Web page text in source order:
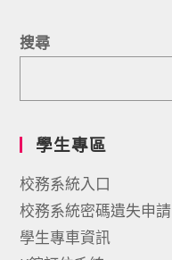
搜尋
學生專區
校務系統入口
校務系統密碼遺失申請
學生專車資訊